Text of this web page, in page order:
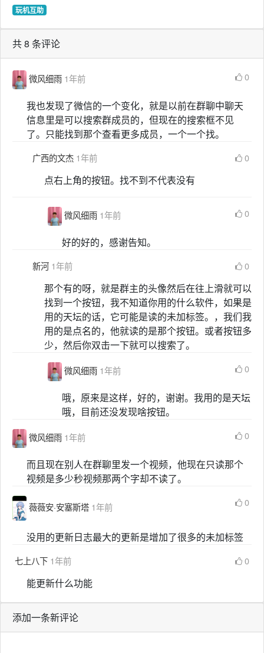
玩机互助
共 8 条评论
微风细雨 1年前 0
我也发现了微信的一个变化，就是以前在群聊中聊天
信息里是可以搜索群成员的，但现在的搜索框不见
了。只能找到那个查看更多成员，一个一个找。
广西的文杰 1年前 0
点右上角的按钮。找不到不代表没有
微风细雨 1年前 0
好的好的，感谢告知。
新河 1年前 0
那个有的呀，就是群主的头像然后在往上滑就可以
找到一个按钮，我不知道你用的什么软件，如果是
用的天坛的话，它可能是读的未加标签。，我们我
用的是点名的，他就读的是那个按钮。或者按钮多
少，然后你双击一下就可以搜索了。
微风细雨 1年前 0
哦，原来是这样，好的，谢谢。我用的是天坛
哦，目前还没发现啥按钮。
微风细雨 1年前 0
而且现在别人在群聊里发一个视频，他现在只读那个
视频是多少秒视频那两个字却不读了。
薇薇安·安塞斯塔 1年前 0
没用的更新日志最大的更新是增加了很多的未加标签
七上八下 1年前 0
能更新什么功能
添加一条新评论